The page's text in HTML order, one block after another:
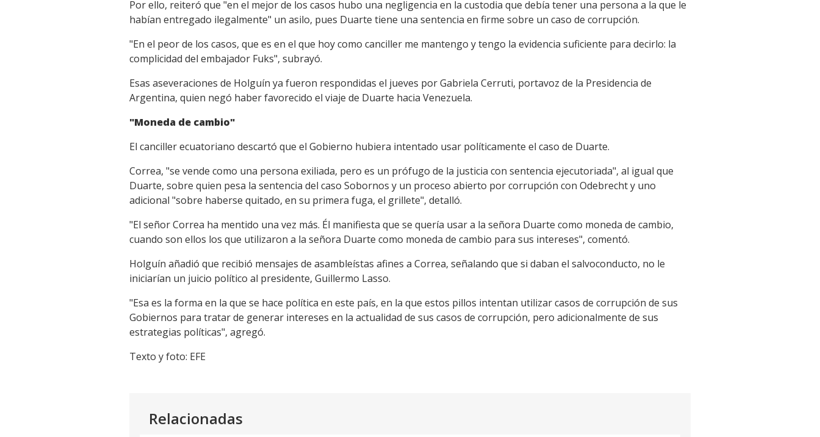
Por ello, reiteró que "en el mejor de los casos hubo una negligencia en la custodia que debía tener una persona a la que le
habían entregado ilegalmente" un asilo, pues Duarte tiene una sentencia en firme sobre un caso de corrupción.
"En el peor de los casos, que es en el que hoy como canciller me mantengo y tengo la evidencia suficiente para decirlo: la
complicidad del embajador Fuks", subrayó.
Esas aseveraciones de Holguín ya fueron respondidas el jueves por Gabriela Cerruti, portavoz de la Presidencia de
Argentina, quien negó haber favorecido el viaje de Duarte hacia Venezuela.
"Moneda de cambio"
El canciller ecuatoriano descartó que el Gobierno hubiera intentado usar políticamente el caso de Duarte.
Correa, "se vende como una persona exiliada, pero es un prófugo de la justicia con sentencia ejecutoriada", al igual que
Duarte, sobre quien pesa la sentencia del caso Sobornos y un proceso abierto por corrupción con Odebrecht y uno
adicional "sobre haberse quitado, en su primera fuga, el grillete", detalló.
"El señor Correa ha mentido una vez más. Él manifiesta que se quería usar a la señora Duarte como moneda de cambio,
cuando son ellos los que utilizaron a la señora Duarte como moneda de cambio para sus intereses", comentó.
Holguín añadió que recibió mensajes de asambleístas afines a Correa, señalando que si daban el salvoconducto, no le
iniciarían un juicio político al presidente, Guillermo Lasso.
"Esa es la forma en la que se hace política en este país, en la que estos pillos intentan utilizar casos de corrupción de sus
Gobiernos para tratar de generar intereses en la actualidad de sus casos de corrupción, pero adicionalmente de sus
estrategias políticas", agregó.
Texto y foto: EFE
Relacionadas